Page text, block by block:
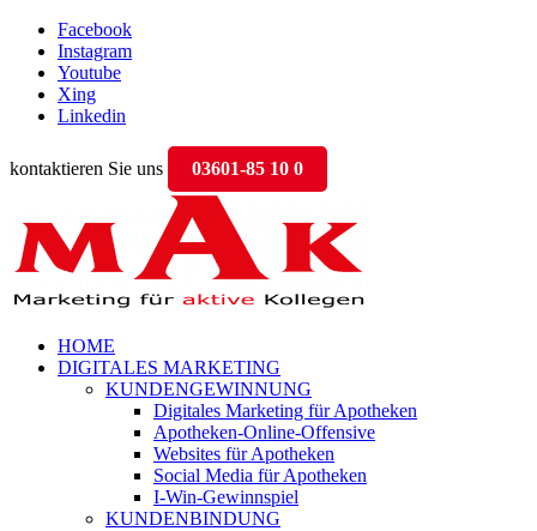
Facebook
Instagram
Youtube
Xing
Linkedin
kontaktieren Sie uns 03601-85 10 0
HOME
DIGITALES MARKETING
KUNDENGEWINNUNG
Digitales Marketing für Apotheken
Apotheken-Online-Offensive
Websites für Apotheken
Social Media für Apotheken
I-Win-Gewinnspiel
KUNDENBINDUNG